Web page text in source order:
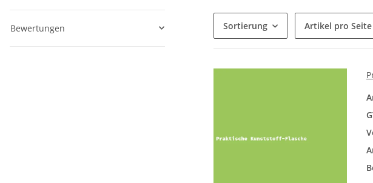
Sortierung Artikel pro Seite
Bewertungen